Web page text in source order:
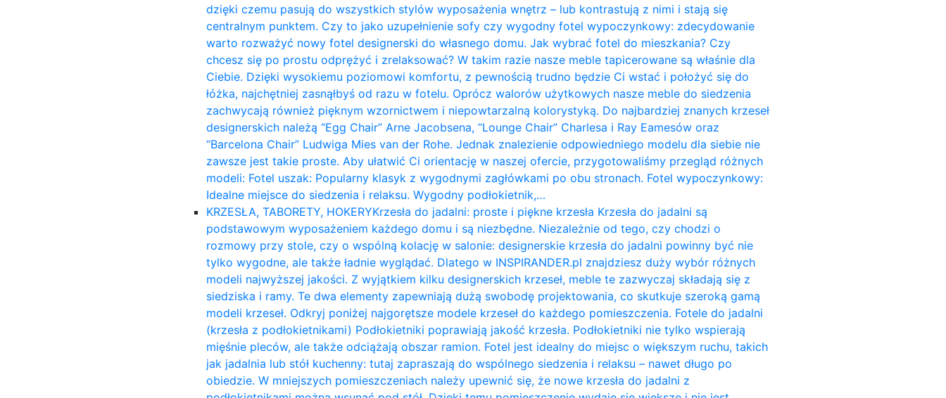
dzięki czemu pasują do wszystkich stylów wyposażenia wnętrz – lub kontrastują z nimi i stają się
centralnym punktem. Czy to jako uzupełnienie sofy czy wygodny fotel wypoczynkowy: zdecydowanie
warto rozważyć nowy fotel designerski do własnego domu. Jak wybrać fotel do mieszkania? Czy
chcesz się po prostu odprężyć i zrelaksować? W takim razie nasze meble tapicerowane są właśnie dla
Ciebie. Dzięki wysokiemu poziomowi komfortu, z pewnością trudno będzie Ci wstać i położyć się do
łóżka, najchętniej zasnąłbyś od razu w fotelu. Oprócz walorów użytkowych nasze meble do siedzenia
zachwycają również pięknym wzornictwem i niepowtarzalną kolorystyką. Do najbardziej znanych krzeseł
designerskich należą “Egg Chair” Arne Jacobsena, “Lounge Chair” Charlesa i Ray Eamesów oraz
“Barcelona Chair” Ludwiga Mies van der Rohe. Jednak znalezienie odpowiedniego modelu dla siebie nie
zawsze jest takie proste. Aby ułatwić Ci orientację w naszej ofercie, przygotowaliśmy przegląd różnych
modeli: Fotel uszak: Popularny klasyk z wygodnymi zagłówkami po obu stronach. Fotel wypoczynkowy:
Idealne miejsce do siedzenia i relaksu. Wygodny podłokietnik,…
KRZESŁA, TABORETY, HOKERYKrzesła do jadalni: proste i piękne krzesła Krzesła do jadalni są
podstawowym wyposażeniem każdego domu i są niezbędne. Niezależnie od tego, czy chodzi o
rozmowy przy stole, czy o wspólną kolację w salonie: designerskie krzesła do jadalni powinny być nie
tylko wygodne, ale także ładnie wyglądać. Dlatego w INSPIRANDER.pl znajdziesz duży wybór różnych
modeli najwyższej jakości. Z wyjątkiem kilku designerskich krzeseł, meble te zazwyczaj składają się z
siedziska i ramy. Te dwa elementy zapewniają dużą swobodę projektowania, co skutkuje szeroką gamą
modeli krzeseł. Odkryj poniżej najgorętsze modele krzeseł do każdego pomieszczenia. Fotele do jadalni
(krzesła z podłokietnikami) Podłokietniki poprawiają jakość krzesła. Podłokietniki nie tylko wspierają
mięśnie pleców, ale także odciążają obszar ramion. ​Fotel jest idealny do miejsc o większym ruchu, takich
jak jadalnia lub stół kuchenny: tutaj zapraszają do wspólnego siedzenia i relaksu – nawet długo po
obiedzie. W mniejszych pomieszczeniach należy upewnić się, że nowe krzesła do jadalni z